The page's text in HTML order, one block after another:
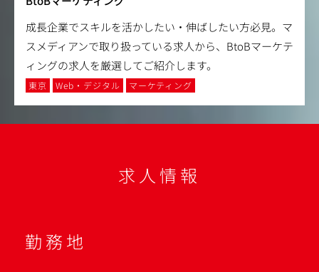
成長企業でスキルを活かしたい・伸ばしたい方必見。マ
スメディアンで取り扱っている求人から、BtoBマーケテ
ィングの求人を厳選してご紹介します。
東京 Web・デジタル マーケティング
求人情報
勤務地